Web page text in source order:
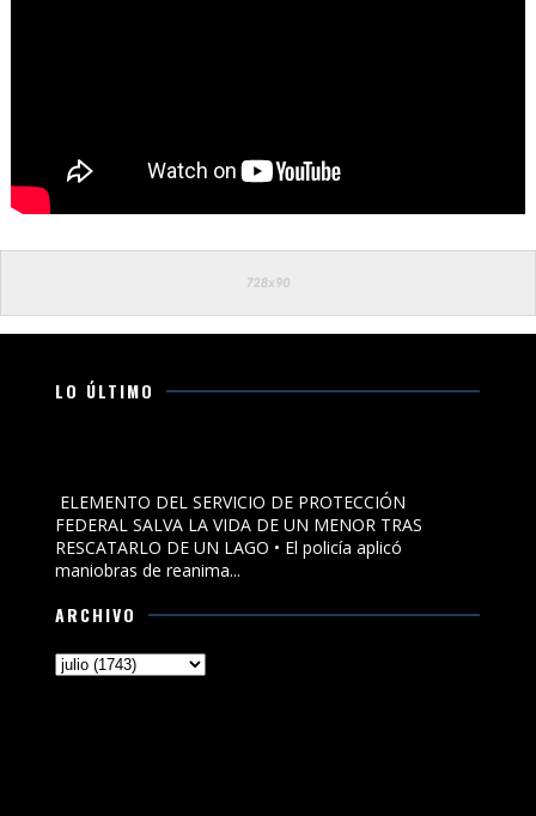
LO ÚLTIMO
ELEMENTO DEL SERVICIO DE PROTECCIÓN
FEDERAL SALVA LA VIDA DE UN MENOR TRAS
RESCATARLO DE UN LAGO • El policía aplicó
maniobras de reanima...
ARCHIVO